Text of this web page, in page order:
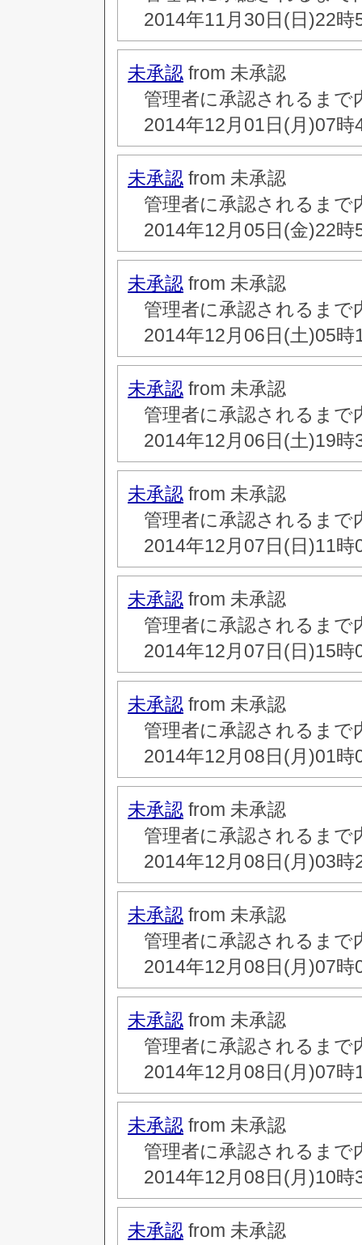
2014年11月30日(日)22時
未承認 from 未承認
管理者に承認されるま
2014年12月01日(月)07時
未承認 from 未承認
管理者に承認されるま
2014年12月05日(金)22時
未承認 from 未承認
管理者に承認されるま
2014年12月06日(土)05時
未承認 from 未承認
管理者に承認されるま
2014年12月06日(土)19時
未承認 from 未承認
管理者に承認されるま
2014年12月07日(日)11時
未承認 from 未承認
管理者に承認されるま
2014年12月07日(日)15時
未承認 from 未承認
管理者に承認されるま
2014年12月08日(月)01時
未承認 from 未承認
管理者に承認されるま
2014年12月08日(月)03時
未承認 from 未承認
管理者に承認されるま
2014年12月08日(月)07時
未承認 from 未承認
管理者に承認されるま
2014年12月08日(月)07時
未承認 from 未承認
管理者に承認されるま
2014年12月08日(月)10時
未承認 from 未承認